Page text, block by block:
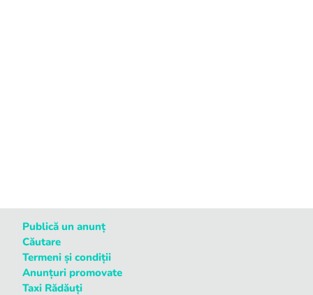
Publică un anunț
Căutare
Termeni și condiții
Anunțuri promovate
Taxi Rădăuți